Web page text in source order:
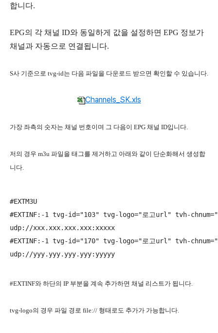
합니다.
EPG의 각 채널 ID와 동일하게 값을 설정하면 EPG 정보가
채널과 자동으로 연결됩니다.
S사 기준으로 tvg-id는 다음 파일을 다운로드 받으면 확인할 수 있습니다.
Channels_SK.xls
가장 좌측의 숫자는 채널 번호이며 그 다음이 EPG 채널 ID입니다.
저의 경우 m3u 파일을 태그를 제거하고 아래와 같이 단순화해서 생성합
니다.
#EXTM3U
#EXTINF:-1 tvg-id="103" tvg-logo="로고url" tvh-
udp://xxx.xxx.xxx.xxx:xxxxx
#EXTINF:-1 tvg-id="170" tvg-logo="로고url" tvh-
#EXTINF와 하단의 IP 부분을 계속 추가하면 채널 리스트가 됩니다.
tvg-logo의 경우 파일 경로 file:// 형태로도 추가가 가능합니다.